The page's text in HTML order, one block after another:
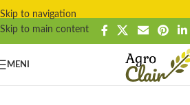
Skip to navigation
Skip to main content
MENI